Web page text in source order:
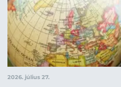
2026. július 27.